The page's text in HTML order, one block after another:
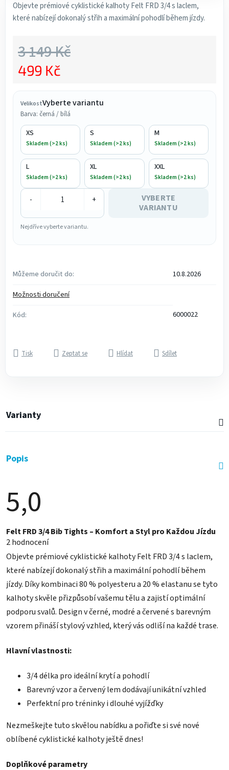
Objevte prémiové cyklistické kalhoty Felt FRD 3/4 s laclem,
které nabízejí dokonalý střih a maximální pohodlí během jízdy.
VelikostVyberte variantu
Barva: černá / bílá
XS
Skladem (>2 ks)
S
Skladem (>2 ks)
M
Skladem (>2 ks)
L
Skladem (>2 ks)
XL
Skladem (>2 ks)
XXL
Skladem (>2 ks)
- +
VYBERTE
VARIANTU
Nejdříve vyberte variantu.
Můžeme doručit do:
10.8.2026
Možnosti doručení
Kód:
6000022
3 149 Kč
499 Kč
Tisk Zeptat se Hlídat Sdílet
Varianty
Popis
5,0
Průměrné
hodnocení
produktu
je
5,0
z
5
hvězdiček.
2 hodnocení
Felt FRD 3/4 Bib Tights – Komfort a Styl pro Každou Jízdu
Objevte prémiové cyklistické kalhoty Felt FRD 3/4 s laclem,
které nabízejí dokonalý střih a maximální pohodlí během
jízdy. Díky kombinaci 80 % polyesteru a 20 % elastanu se tyto
kalhoty skvěle přizpůsobí vašemu tělu a zajistí optimální
podporu svalů. Design v černé, modré a červené s barevným
vzorem přináší stylový vzhled, který vás odliší na každé trase.
Hlavní vlastnosti:
3/4 délka pro ideální krytí a pohodlí
Barevný vzor a červený lem dodávají unikátní vzhled
Perfektní pro tréninky i dlouhé vyjížďky
Nezmeškejte tuto skvělou nabídku a pořiďte si své nové
oblíbené cyklistické kalhoty ještě dnes!
Doplňkové parametry